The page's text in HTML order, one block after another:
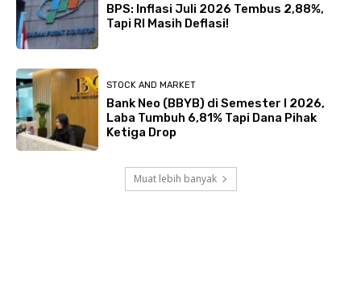
BPS: Inflasi Juli 2026 Tembus 2,88%,
Tapi RI Masih Deflasi!
STOCK AND MARKET
Bank Neo (BBYB) di Semester I 2026,
Laba Tumbuh 6,81% Tapi Dana Pihak
Ketiga Drop
Muat lebih banyak